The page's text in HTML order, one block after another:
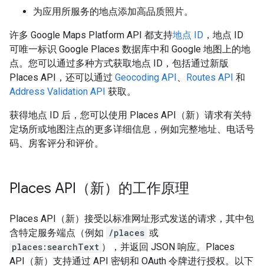
为应用所服务的地点添加高品质照片。
许多 Google Maps Platform API 都支持地点 ID ，地点 ID
可唯一标识 Google Places 数据库中和 Google 地图上的地
点。您可以通过多种方式获取地点 ID，包括通过新版
Places API，还可以通过 Geocoding API、 Routes API 和
Address Validation API 获取。
获得地点 ID 后，您可以使用 Places API（新）请求有关特
定场所或地图注点的更多详细信息，例如完整地址、电话号
码、房客评分和评价。
Places API（新）的工作原理
Places API（新）接受以标准网址形式发送的请求，其中包
含特定服务端点（例如 /places 或
places:searchText ），并返回 JSON 响应。Places
API（新）支持通过 API 密钥和 OAuth 令牌进行授权。以下